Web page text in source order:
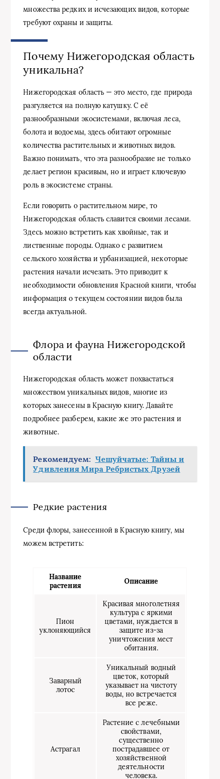
множества редких и исчезающих видов, которые
требуют охраны и защиты.
Почему Нижегородская область
уникальна?
Нижегородская область — это место, где природа
разгуляется на полную катушку. С её
разнообразными экосистемами, включая леса,
болота и водоемы, здесь обитают огромные
количества растительных и животных видов.
Важно понимать, что эта разнообразие не только
делает регион красивым, но и играет ключевую
роль в экосистеме страны.
Если говорить о растительном мире, то
Нижегородская область славится своими лесами.
Здесь можно встретить как хвойные, так и
лиственные породы. Однако с развитием
сельского хозяйства и урбанизацией, некоторые
растения начали исчезать. Это приводит к
необходимости обновления Красной книги, чтобы
информация о текущем состоянии видов была
всегда актуальной.
Флора и фауна Нижегородской
области
Нижегородская область может похвастаться
множеством уникальных видов, многие из
которых занесены в Красную книгу. Давайте
подробнее разберем, какие же это растения и
животные.
Рекомендуем: Чешуйчатые: Тайны и
Удивления Мира Ребристых Друзей
Редкие растения
Среди флоры, занесенной в Красную книгу, мы
можем встретить:
Название
растения
Описание
Пион
уклоняющийся
Красивая многолетняя
культура с яркими
цветами, нуждается в
защите из-за
уничтожения мест
обитания.
Заварный
лотос
Уникальный водный
цветок, который
указывает на чистоту
воды, но встречается
все реже.
Астрагал
Растение с лечебными
свойствами,
существенно
пострадавшее от
хозяйственной
деятельности
человека.